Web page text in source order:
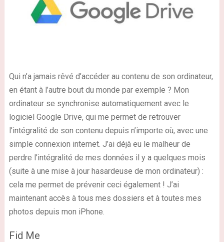
Qui n’a jamais rêvé d’accéder au contenu de son ordinateur,
en étant à l’autre bout du monde par exemple ? Mon
ordinateur se synchronise automatiquement avec le
logiciel Google Drive, qui me permet de retrouver
l’intégralité de son contenu depuis n’importe où, avec une
simple connexion internet. J’ai déjà eu le malheur de
perdre l’intégralité de mes données il y a quelques mois
(suite à une mise à jour hasardeuse de mon ordinateur) :
cela me permet de prévenir ceci également ! J’ai
maintenant accès à tous mes dossiers et à toutes mes
photos depuis mon iPhone.
Fid Me